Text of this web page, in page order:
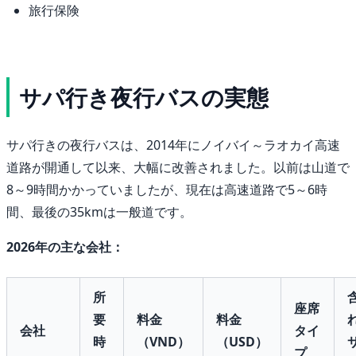
旅行保険
サパ行き夜行バスの実態
サパ行きの夜行バスは、2014年にノイバイ～ラオカイ高速
道路が開通して以来、大幅に改善されました。以前は山道で
8～9時間かかっていましたが、現在は高速道路で5～6時
間、最後の35kmは一般道です。
2026年の主な会社：
会社
所
要
時
料金
（VND）
料金
（USD）
座席
タイ